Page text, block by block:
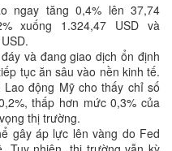
ngay tăng 0,4% lên 37,74
xuống 1.324,47 USD và
và đang giao dịch ổn định
tục ăn sâu vào nền kinh tế.
động Mỹ cho thấy chỉ số
thấp hơn mức 0,3% của
thị trường.
gây áp lực lên vàng do Fed